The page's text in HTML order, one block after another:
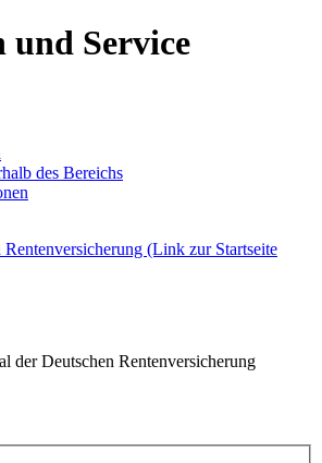
und Service
des Bereichs
der Deutschen Rentenversicherung